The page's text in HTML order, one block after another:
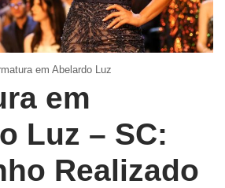
em Abelardo Luz
em
Luz – SC:
Realizado